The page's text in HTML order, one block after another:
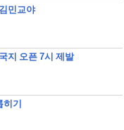
민교야
지 오픈 7시 제발
기